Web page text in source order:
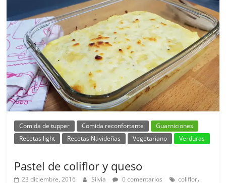
Comida de tupper Comida reconfortante
Guarniciones
Recetas light
Recetas Navideñas Vegetariano Verduras
Pastel de coliflor y queso
23 diciembre, 2016 Silvia 0 comentarios coliflor,